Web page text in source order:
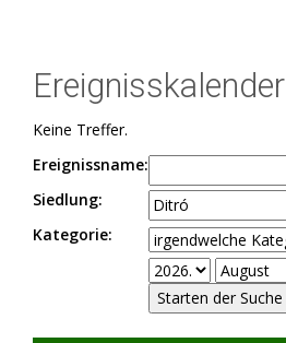
Ereignisskalender
Keine Treffer.
Ereignissname:
Siedlung:
Kategorie: